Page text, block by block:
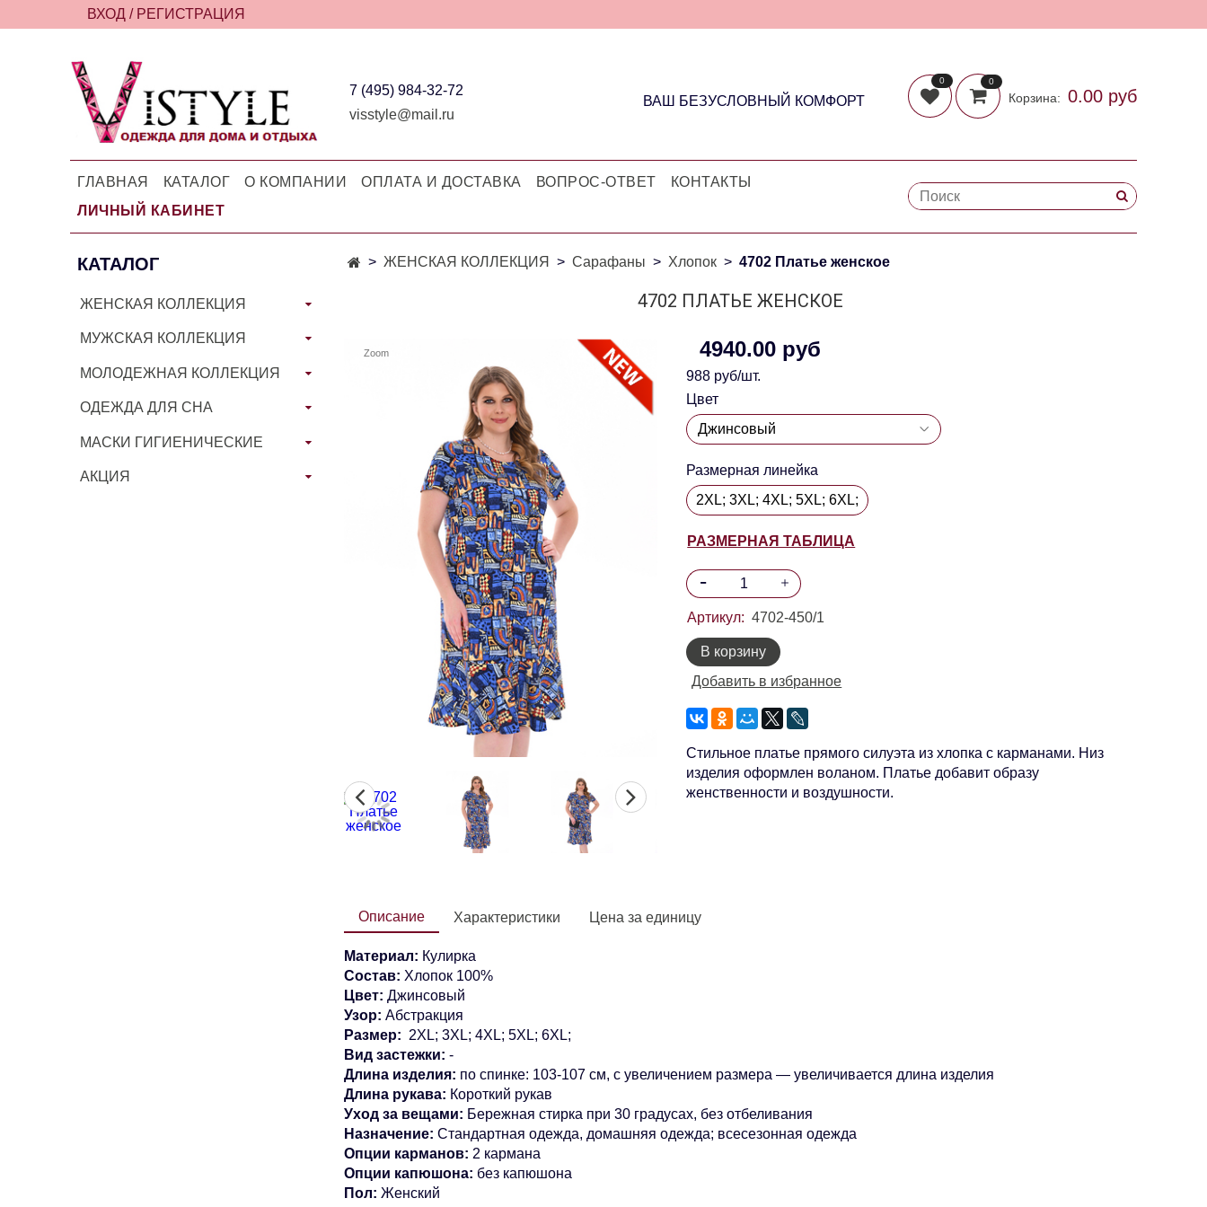
ВХОД / РЕГИСТРАЦИЯ
7 (495) 984-32-72
visstyle@mail.ru
ВАШ БЕЗУСЛОВНЫЙ КОМФОРТ
0 0
Корзина: 0.00 руб
ГЛАВНАЯ КАТАЛОГ О КОМПАНИИ ОПЛАТА И ДОСТАВКА ВОПРОС-ОТВЕТ
КОНТАКТЫ
ЛИЧНЫЙ КАБИНЕТ
ЖЕНСКАЯ КОЛЛЕКЦИЯ Сарафаны Хлопок 4702 Платье женское
4702 ПЛАТЬЕ ЖЕНСКОЕ
Zoom 4940.00 руб
988 руб/шт.
Цвет
Размерная линейка
2XL; 3XL; 4XL; 5XL; 6XL;
РАЗМЕРНАЯ ТАБЛИЦА
Артикул: 4702-450/1
В корзину
Добавить в избранное
Стильное платье прямого силуэта из хлопка с карманами. Низ
изделия оформлен воланом. Платье добавит образу
женственности и воздушности.
Описание
Материал: Кулирка
Состав: Хлопок 100%
Цвет: Джинсовый
Узор: Абстракция
Размер: 2XL; 3XL; 4XL; 5XL; 6XL;
Вид застежки: -
Длина изделия: по спинке: 103-107 см, с увеличением размера — увеличивается длина изделия
Длина рукава: Короткий рукав
Уход за вещами: Бережная стирка при 30 градусах, без отбеливания
Назначение: Стандартная одежда, домашняя одежда; всесезонная одежда
Опции карманов: 2 кармана
Опции капюшона: без капюшона
Пол: Женский
Характеристики Цена за единицу
КАТАЛОГ
ЖЕНСКАЯ КОЛЛЕКЦИЯ
МУЖСКАЯ КОЛЛЕКЦИЯ
МОЛОДЕЖНАЯ КОЛЛЕКЦИЯ
ОДЕЖДА ДЛЯ СНА
МАСКИ ГИГИЕНИЧЕСКИЕ
АКЦИЯ